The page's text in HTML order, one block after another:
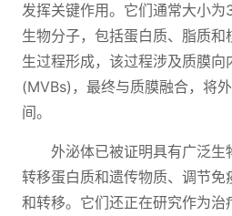
发挥关键作用。它们通常大小
生物分子，包括蛋白质、脂质
生过程形成，该过程涉及质膜向
(MVBs)，最终与质膜融合，将
间。
外泌体已被证明具有广泛生
转移蛋白质和遗传物质、调节免
和转移。它们还正在研究作为治